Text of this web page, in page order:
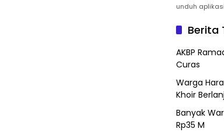
unduh
Berita
AKBP
Curas
Warga
Khoir
Banyak
Rp35 M